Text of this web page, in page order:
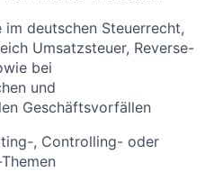
im deutschen Steuerrecht,
Umsatzsteuer, Reverse-
bei
und
Geschäftsvorfällen
, Controlling- oder